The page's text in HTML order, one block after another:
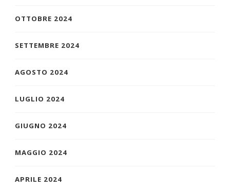
OTTOBRE 2024
SETTEMBRE 2024
AGOSTO 2024
LUGLIO 2024
GIUGNO 2024
MAGGIO 2024
APRILE 2024